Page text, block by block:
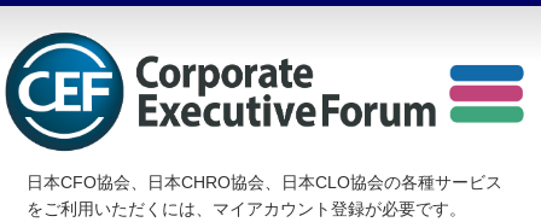
日本CFO協会、日本CHRO協会、日本CLO協会の各種サービス
をご利用いただくには、マイアカウント登録が必要です。